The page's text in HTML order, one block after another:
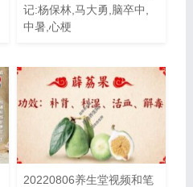
记:杨保林,马大勇,脑卒中,
中暑,心梗
20220806养生堂视频和笔